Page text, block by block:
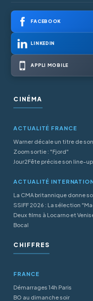
FACEBOOK
LINKEDIN
APPLI MOBILE
CINÉMA
ACTUALITÉ FRANCE
Warner décale un titre de
Zoom sortie : "Fjord"
Jour2Fête précise son line-up
ACTUALITÉ
La CMA britannique donne
SSIFF 2026 : La sélection
Deux films à Locarno et
Bocal
CHIFFRES
FRANCE
Démarrages 14h Paris
BO au dimanche soir